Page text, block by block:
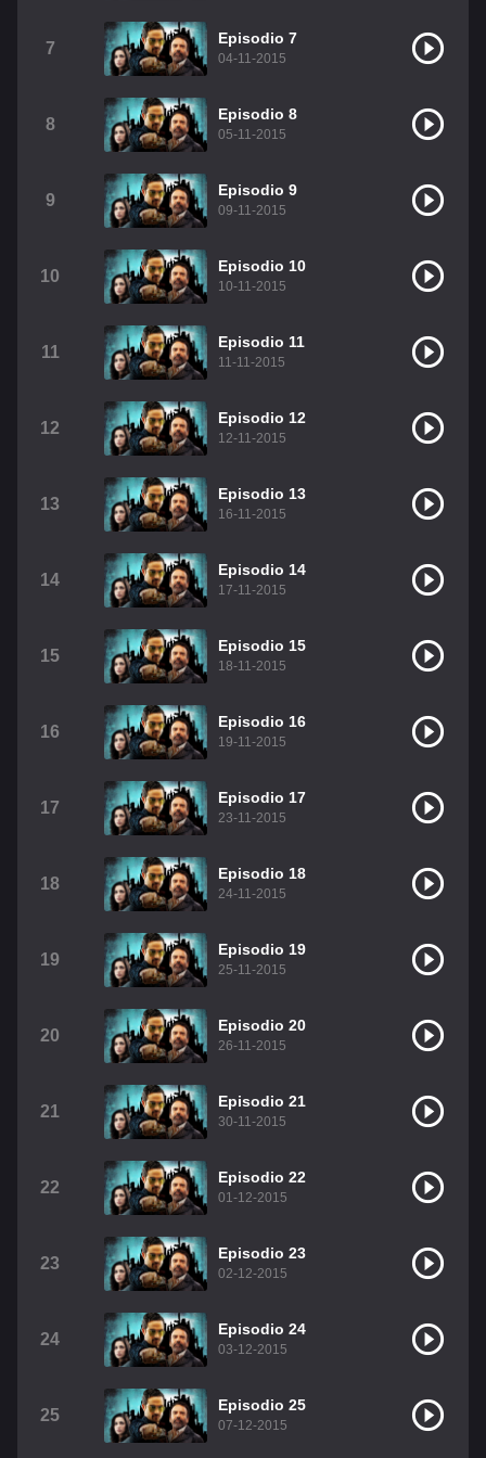
Christian Chavez
Dulce María
RBD Como Assistir Legendado
7
Episodio 7
04-11-2015
8
Episodio 8
05-11-2015
9
Episodio 9
09-11-2015
10
Episodio 10
10-11-2015
11
Episodio 11
11-11-2015
12
Episodio 12
12-11-2015
13
Episodio 13
16-11-2015
14
Episodio 14
17-11-2015
15
Episodio 15
18-11-2015
16
Episodio 16
19-11-2015
17
Episodio 17
23-11-2015
18
Episodio 18
24-11-2015
19
Episodio 19
25-11-2015
20
Episodio 20
26-11-2015
21
Episodio 21
30-11-2015
22
Episodio 22
01-12-2015
23
Episodio 23
02-12-2015
24
Episodio 24
03-12-2015
25
Episodio 25
07-12-2015